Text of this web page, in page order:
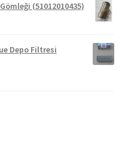
(51012010435)
Depo Filtresi